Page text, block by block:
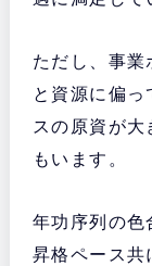
ただし、事業
と資源に偏
スの原資が
もいます。
年功序列の色
昇格ペース共